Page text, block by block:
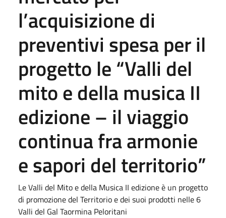
l’acquisizione di
preventivi spesa per il
progetto le “Valli del
mito e della musica II
edizione – il viaggio
continua fra armonie
e sapori del territorio”
Le Valli del Mito e della Musica II edizione è un progetto
di promozione del Territorio e dei suoi prodotti nelle 6
Valli del Gal Taormina Peloritani